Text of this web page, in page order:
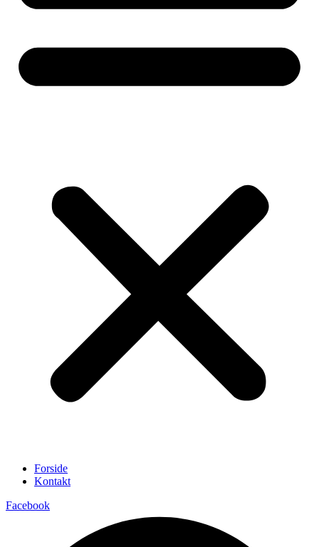
Forside
Kontakt
Facebook